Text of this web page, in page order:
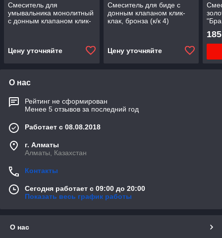
Смеситель для
умывальника монолитный
с донным клапаном клик-
Цену уточняйте
Смеситель для биде с
донным клапаном клик-
клак, бронза (к/к 4)
Цену уточняйте
О нас
Рейтинг не сформирован
Менее 5 отзывов за последний год
Работает с 08.08.2018
г. Алматы
Алматы, Казахстан
Контакты
Сегодня работает с 09:00 до 20:00
Показать весь график работы
О нас